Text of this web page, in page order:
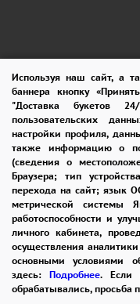
Используя наш сайт, а
баннера кнопку
"Доставка букетов
пользовательских
настройки профиля,
также информацию о
(сведения о
Браузера; тип
перехода на сайт; язык
метрической системы
работоспособности и
личного кабинета,
осуществления
основными условиями
здесь: Подробнее. Если
обрабатывались, просьба
ПОМОЩЬ
ГАРАНТИИ
ОТЗЫВЫ
8